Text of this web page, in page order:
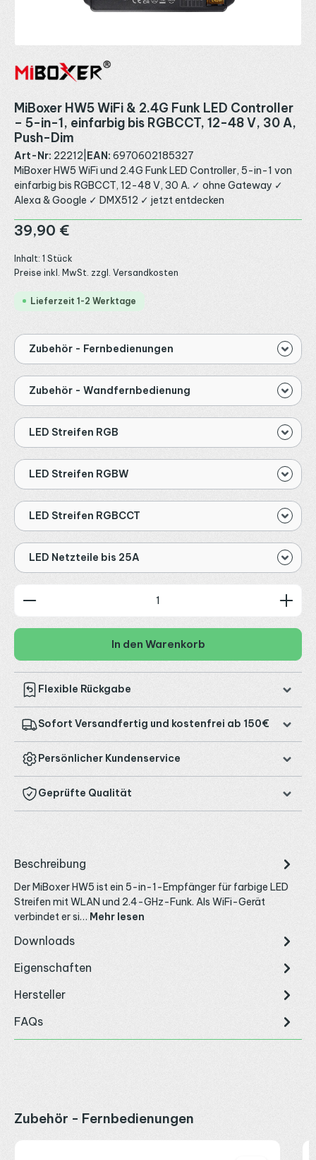
MiBoxer HW5 WiFi & 2.4G Funk LED Controller
– 5-in-1, einfarbig bis RGBCCT, 12-48 V, 30 A,
Push-Dim
Art-Nr: 22212 EAN: 6970602185327
MiBoxer HW5 WiFi und 2.4G Funk LED Controller, 5-in-1 von
einfarbig bis RGBCCT, 12-48 V, 30 A. ✓ ohne Gateway ✓
Alexa & Google ✓ DMX512 ✓ jetzt entdecken
Regulärer Preis:
39,90 €
Inhalt: 1 Stück
Preise inkl. MwSt. zzgl. Versandkosten
Lieferzeit 1-2 Werktage
Zubehör - Fernbedienungen
Zubehör - Wandfernbedienung
LED Streifen RGB
LED Streifen RGBW
LED Streifen RGBCCT
LED Netzteile bis 25A
Produkt Anzahl: Gib den gewünschten Wert ein
In den Warenkorb
Flexible Rückgabe
Sofort Versandfertig und kostenfrei ab 150€
Persönlicher Kundenservice
Geprüfte Qualität
Beschreibung
Der MiBoxer HW5 ist ein 5-in-1-Empfänger für farbige LED
Streifen mit WLAN und 2.4-GHz-Funk. Als WiFi-Gerät
verbindet er si… Mehr lesen
Downloads
Eigenschaften
Hersteller
FAQs
Produktgalerie überspringen
Zubehör - Fernbedienungen